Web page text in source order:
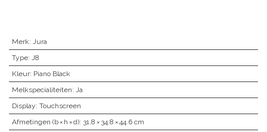
Merk: Jura
Type: J8
Kleur: Piano Black
Melkspecialiteiten: Ja
Display: Touchscreen
Afmetingen (b × h × d): 31.8 × 34.8 × 44.6 cm